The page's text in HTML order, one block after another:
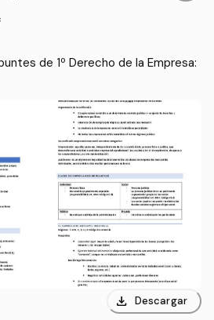
de 1º Derecho de la Empresa:
download Descargar